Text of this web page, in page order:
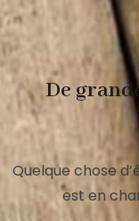
De
Quelque chose
est en